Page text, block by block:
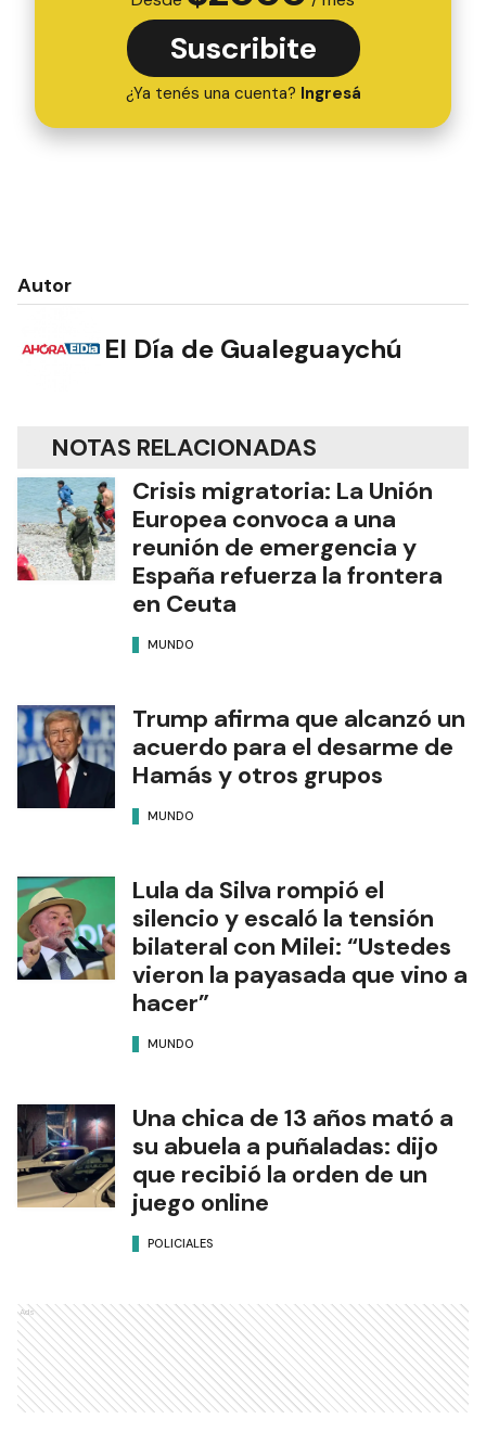
Suscribite
¿Ya tenés una cuenta? Ingresá
Autor
El Día de Gualeguaychú
NOTAS RELACIONADAS
Crisis migratoria: La Unión
Europea convoca a una
reunión de emergencia y
España refuerza la frontera
en Ceuta
MUNDO
Trump afirma que alcanzó un
acuerdo para el desarme de
Hamás y otros grupos
MUNDO
Lula da Silva rompió el
silencio y escaló la tensión
bilateral con Milei: “Ustedes
vieron la payasada que vino a
hacer”
MUNDO
Una chica de 13 años mató a
su abuela a puñaladas: dijo
que recibió la orden de un
juego online
POLICIALES
Ads